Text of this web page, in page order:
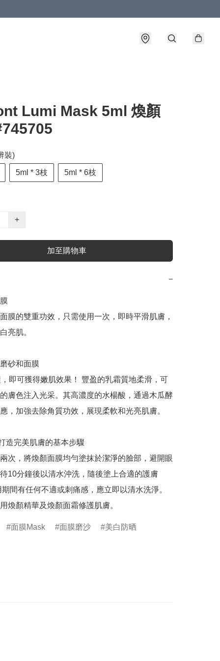
Lumi Mask 5ml 煥顏
裝)
5ml * 3枝 5ml * 6枝
+
加至購物車
−
膜的雙重功效，只需使用一次，即時平滑肌膚，
亮肌。
砂和面膜
即可獲得嫩肌效果！ 豐盈的乳霜質地柔滑，可
膚色注入光采。其高濃度的水楊酸，通過木瓜酵
，加強去除角質功效，展現柔軟和光亮肌膚。
造完美肌膚的基本步驟
次，將煥顏面膜均勻塗抹於潔淨的臉部，避開眼
10分鐘後以清水沖洗，隨後塗上合適的護膚
間有任何不適或刺痛感，應立即以清水洗淨。
面膜Mask 面膜磨沙 美白防晒